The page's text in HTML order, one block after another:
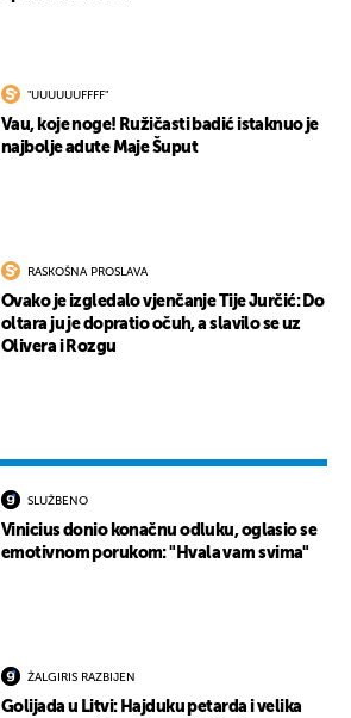
"UUUUUUFFFF"
Vau, koje noge! Ružičasti badić istaknuo je
najbolje adute Maje Šuput
RASKOŠNA PROSLAVA
Ovako je izgledalo vjenčanje Tije Jurčić: Do
oltara ju je dopratio očuh, a slavilo se uz
Olivera i Rozgu
SLUŽBENO
Vinicius donio konačnu odluku, oglasio se
emotivnom porukom: "Hvala vam svima"
ŽALGIRIS RAZBIJEN
Golijada u Litvi: Hajduku petarda i velika